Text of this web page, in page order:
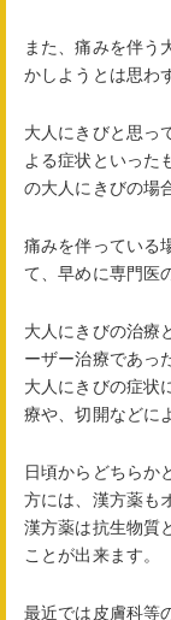
また、痛みを伴う
かしようとは思わ
大人にきびと思っ
よる症状といった
の大人にきびの場
痛みを伴っている
て、早めに専門医
大人にきびの治療
ーザー治療であっ
大人にきびの症状
療や、切開などに
日頃からどちらか
方には、漢方薬も
漢方薬は抗生物質
ことが出来ます。
最近では皮膚科等